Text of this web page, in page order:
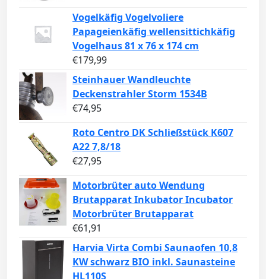
Vogelkäfig Vogelvoliere
Papageienkäfig wellensittichkäfig
Vogelhaus 81 x 76 x 174 cm
€179,99
Steinhauer Wandleuchte
Deckenstrahler Storm 1534B
€74,95
Roto Centro DK Schließstück K607
A22 7,8/18
€27,95
Motorbrüter auto Wendung
Brutapparat Inkubator Incubator
Motorbrüter Brutapparat
€61,91
Harvia Virta Combi Saunaofen 10,8
KW schwarz BIO inkl. Saunasteine
HL110S